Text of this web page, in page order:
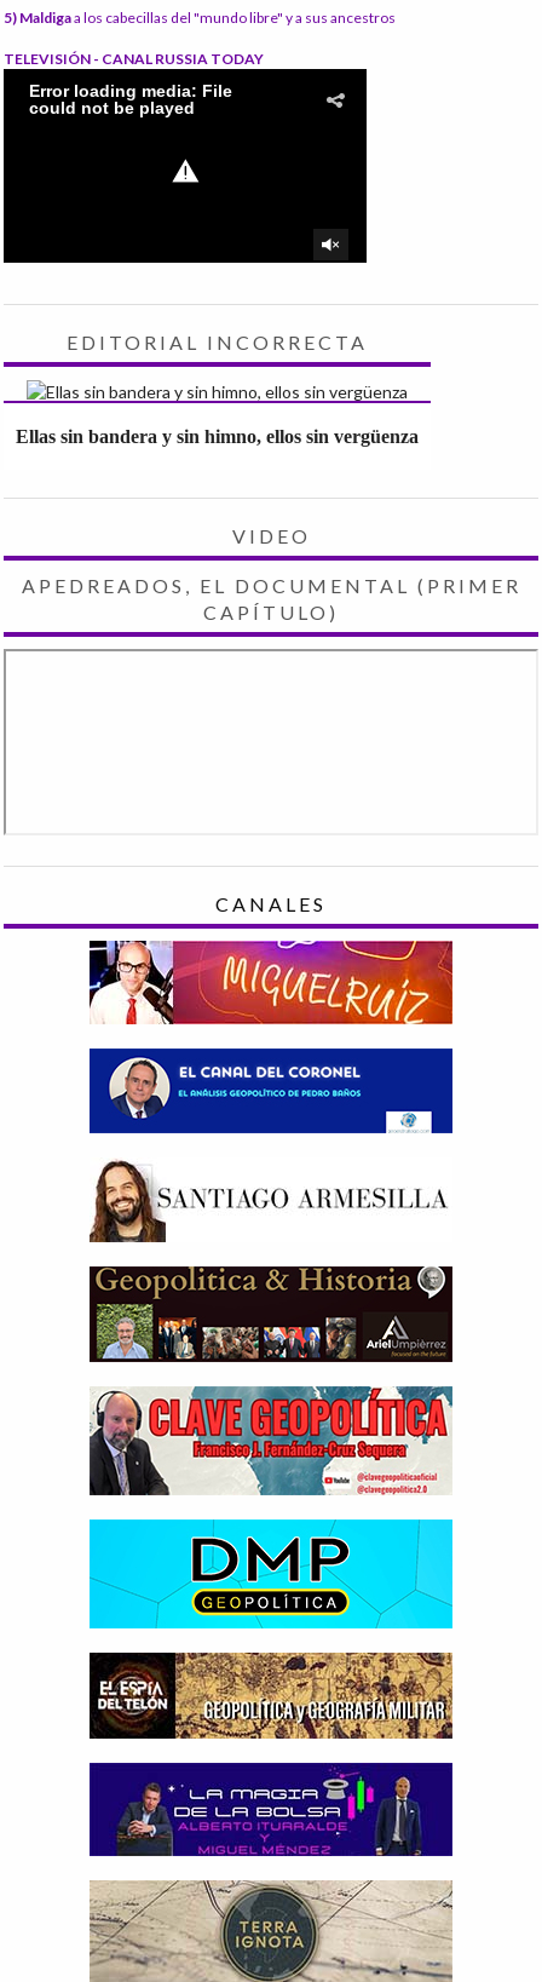
5) Maldigaa los cabecillas del "mundo libre" y a sus ancestros
TELEVISIÓN - CANAL RUSSIA TODAY
EDITORIAL INCORRECTA
Ellas sin bandera y sin himno, ellos sin vergüenza
VIDEO
APEDREADOS, EL DOCUMENTAL (PRIMER
CAPÍTULO)
CANALES